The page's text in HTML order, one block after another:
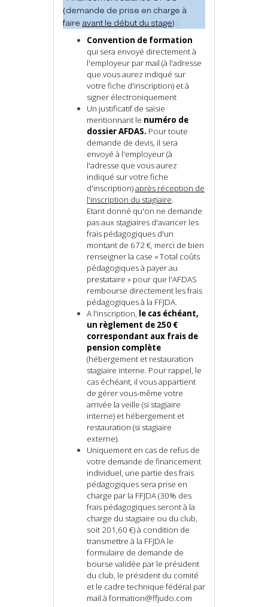
(demande de prise en charge à
faire avant le début du stage) :
Convention de formation
qui sera envoyé directement à
l'employeur par mail (à l'adresse
que vous aurez indiqué sur
votre fiche d'inscription) et à
signer électroniquement
Un justificatif de saisie
mentionnant le numéro de
dossier AFDAS. Pour toute
demande de devis, il sera
envoyé à l'employeur(à
l'adresse que vous aurez
indiqué sur votre fiche
d'inscription)après réception de
l'inscription du stagiaire.
Etant donné qu'on ne demande
pas aux stagiaires d'avancer les
frais pédagogiques d'un
montant de 672 €, merci de bien
renseigner la case « Total coûts
pédagogiques à payer au
prestataire » pour que l'AFDAS
rembourse directement les frais
pédagogiques à la FFJDA.
A l'inscription, le cas échéant,
un règlement de 250 €
correspondant aux frais de
pension complète
(hébergement et restauration
stagiaire interne. Pour rappel, le
cas échéant, il vous appartient
de gérer vous-même votre
arrivée la veille (si stagiaire
interne) et hébergement et
restauration (si stagiaire
externe).
Uniquement en cas de refus de
votre demande de financement
individuel, une partie des frais
pédagogiques sera prise en
charge par la FFJDA (30% des
frais pédagogiques seront à la
charge du stagiaire ou du club,
soit 201,60 €) à condition de
transmettre à la FFJDA le
formulaire de demande de
bourse validée par le président
du club, le président du comité
et le cadre technique fédéral par
mail à formation@ffjudo.com